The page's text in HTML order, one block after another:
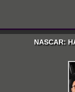
NASCAR: